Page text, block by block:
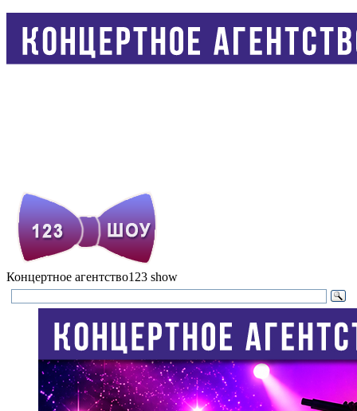
Концертное агентство123 show